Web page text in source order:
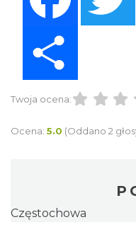
Twoja ocena:
Ocena: 5.0 (Oddano 2
Częstochowa